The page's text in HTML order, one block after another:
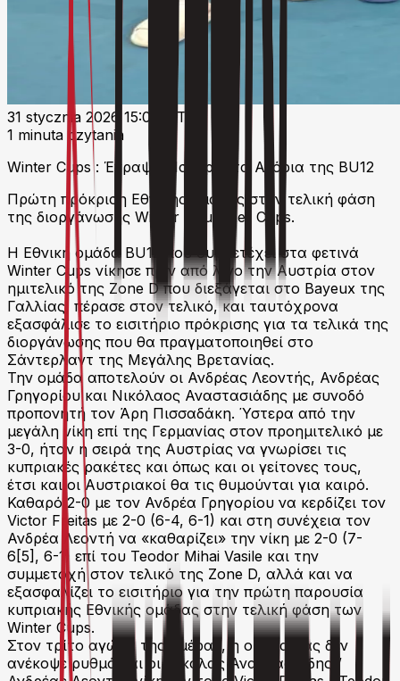
31 stycznia 2026 15:04 UTC
1 minuta czytania
Winter Cups : Έγραψαν Ιστορία τα Αγόρια της BU12
Πρώτη πρόκριση Εθνικής ομάδας στην τελική φάση
της διοργάνωσης Winter / Summer Cups.
Η Εθνική ομάδα BU12 που συμμετέχει στα φετινά
Winter Cups νίκησε πριν από λίγο την Αυστρία στον
ημιτελικό της Zone D που διεξάγεται στο Bayeux της
Γαλλίας, πέρασε στον τελικό, και ταυτόχρονα
εξασφάλισε το εισιτήριο πρόκρισης για τα τελικά της
διοργάνωσης που θα πραγματοποιηθεί στο
Σάντερλαντ της Μεγάλης Βρετανίας.
Την ομάδα αποτελούν οι Ανδρέας Λεοντής, Ανδρέας
Γρηγορίου και Νικόλαος Αναστασιάδης με συνοδό
προπονητή τον Άρη Πισσαδάκη. Ύστερα από την
μεγάλη νίκη επί της Γερμανίας στον προημιτελικό με
3-0, ήταν η σειρά της Αυστρίας να γνωρίσει τις
κυπριακές ρακέτες και όπως και οι γείτονες τους,
έτσι και οι Αυστριακοί θα τις θυμούνται για καιρό.
Καθαρό 2-0 με τον Ανδρέα Γρηγορίου να κερδίζει τον
Victor Freitas με 2-0 (6-4, 6-1) και στη συνέχεια τον
Ανδρέα Λεοντή να «καθαρίζει» την νίκη με 2-0 (7-
6[5], 6-1) επί του Teodor Mihai Vasile και την
συμμετοχή στον τελικό της Zone D, αλλά και να
εξασφαλίζει το εισιτήριο για την πρώτη παρουσία
κυπριακής Εθνικής ομάδας στην τελική φάση των
Winter Cups.
Στον τρίτο αγώνα της ημέρας, η ομάδα μας δεν
ανέκοψε ρυθμό και οι Νικόλας Αναστασιάδης /